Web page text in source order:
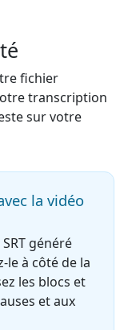
fichier
transcription
sur votre
la vidéo
généré
le à côté de la
les blocs et
et aux